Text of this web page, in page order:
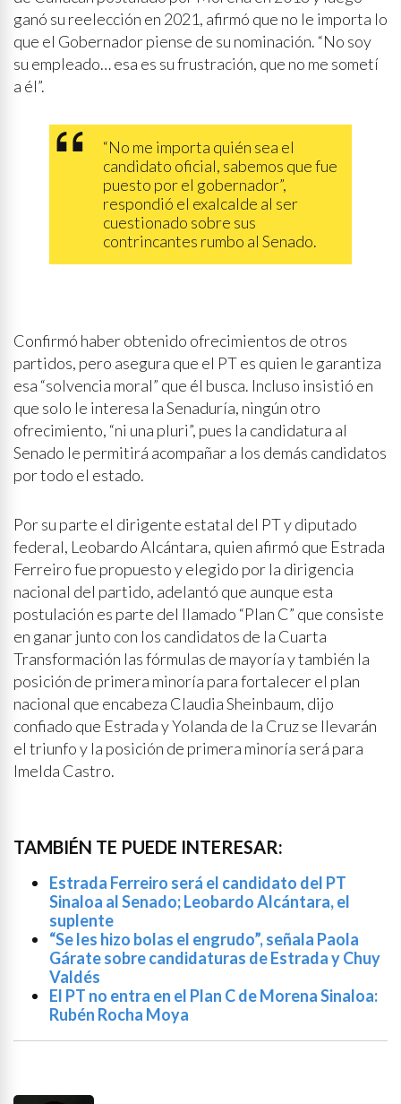
ganó su reelección en 2021, afirmó que no le importa lo
que el Gobernador piense de su nominación. “No soy
su empleado… esa es su frustración, que no me sometí
a él”.
“No me importa quién sea el
candidato oficial, sabemos que fue
puesto por el gobernador”,
respondió el exalcalde al ser
cuestionado sobre sus
contrincantes rumbo al Senado.
Confirmó haber obtenido ofrecimientos de otros
partidos, pero asegura que el PT es quien le garantiza
esa “solvencia moral” que él busca. Incluso insistió en
que solo le interesa la Senaduría, ningún otro
ofrecimiento, “ni una pluri”, pues la candidatura al
Senado le permitirá acompañar a los demás candidatos
por todo el estado.
Por su parte el dirigente estatal del PT y diputado
federal, Leobardo Alcántara, quien afirmó que Estrada
Ferreiro fue propuesto y elegido por la dirigencia
nacional del partido, adelantó que aunque esta
postulación es parte del llamado “Plan C” que consiste
en ganar junto con los candidatos de la Cuarta
Transformación las fórmulas de mayoría y también la
posición de primera minoría para fortalecer el plan
nacional que encabeza Claudia Sheinbaum, dijo
confiado que Estrada y Yolanda de la Cruz se llevarán
el triunfo y la posición de primera minoría será para
Imelda Castro.
TAMBIÉN TE PUEDE INTERESAR:
Estrada Ferreiro será el candidato del PT
Sinaloa al Senado; Leobardo Alcántara, el
suplente
“Se les hizo bolas el engrudo”, señala Paola
Gárate sobre candidaturas de Estrada y Chuy
Valdés
El PT no entra en el Plan C de Morena Sinaloa:
Rubén Rocha Moya